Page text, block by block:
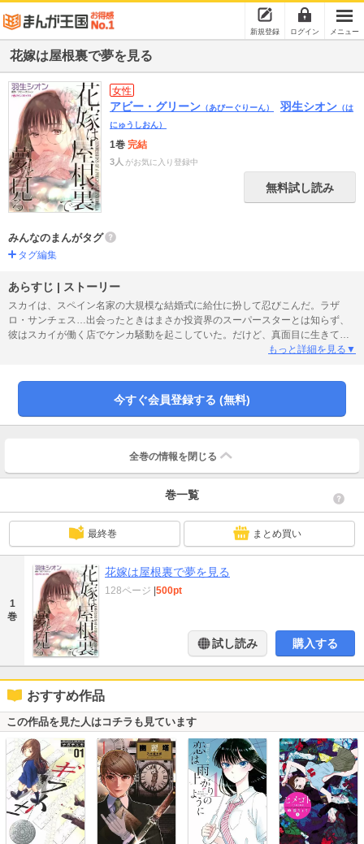
新規登録 ログイン メニュー
花嫁は屋根裏で夢を見る
女性
アビー・グリーン （あびーぐりーん） 羽生シオン （は
にゅうしおん）
1巻 完結
3人 がお気に入り登録中
無料試し読み
みんなのまんがタグ
タグ編集
あらすじ | ストーリー
スカイは、スペイン名家の大規模な結婚式に給仕に扮して忍びこんだ。ラザ
ロ・サンチェス…出会ったときはまさか投資界のスーパースターとは知らず、
彼はスカイが働く店でケンカ騒動を起こしていた。だけど、真面目に生きてき
た私が初めて心惹かれ、一夜をともにした男性。そして、妊娠した。その事実
婚式は中止。騒動をおさめるため、スカイは彼に形だけの結婚を申しこまれ
もっと詳細を見る▼
今すぐ会員登録する (無料)
全巻の情報を 閉じる
巻一覧
最終巻 まとめ買い
1
巻
花嫁は屋根裏で夢を見る
128ページ 500pt
試し読み 購入する
おすすめ作品
この作品を見た人はコチラも見ています